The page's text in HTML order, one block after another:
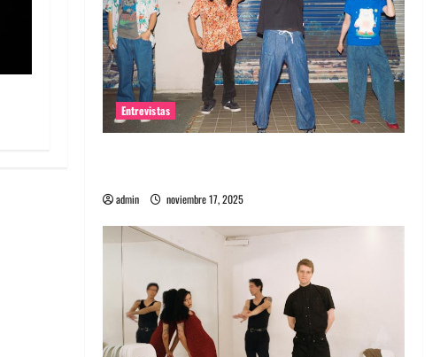
Entrevistas
admin noviembre 17, 2025